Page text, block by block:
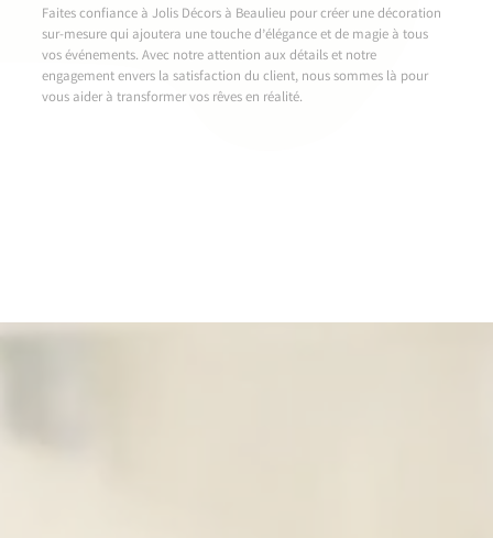
Faites confiance à Jolis Décors à Beaulieu pour créer une décoration
sur-mesure qui ajoutera une touche d’élégance et de magie à tous
vos événements. Avec notre attention aux détails et notre
engagement envers la satisfaction du client, nous sommes là pour
vous aider à transformer vos rêves en réalité.